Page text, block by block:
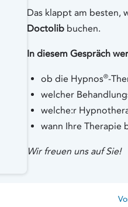
Das klappt am besten,
Doctolib buchen.
In diesem Gespräch
ob die Hypnos®-
welcher
welche:r
wann Ihre Therapie
Wir freuen uns auf Sie!